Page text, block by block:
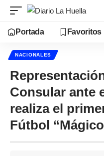
Portada Favoritos
NACIONALES
Consular ante
realiza el
Fútbol